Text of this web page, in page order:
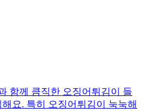
함께 큼직한 오징어튀김이 들
요. 특히 오징어튀김이 눅눅해